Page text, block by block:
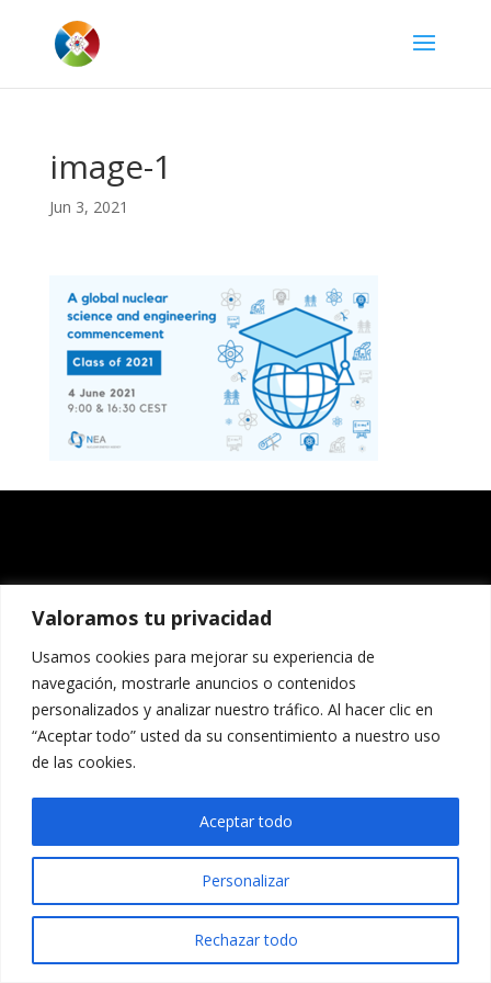
Valoramos tu privacidad
Usamos cookies para mejorar su experiencia de
navegación, mostrarle anuncios o contenidos
personalizados y analizar nuestro tráfico. Al hacer clic en
“Aceptar todo” usted da su consentimiento a nuestro uso
de las cookies.
Personalizar
Rechazar todo
Aceptar todo
image-1
Jun 3, 2021